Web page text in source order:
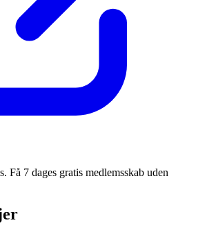
Få 7 dages gratis medlemsskab uden